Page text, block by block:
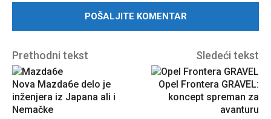
Prethodni tekst
Nova Mazda6e delo je
inženjera iz Japana ali i
Nemačke
Sledeći tekst
Opel Frontera GRAVEL:
koncept spreman za
avanturu